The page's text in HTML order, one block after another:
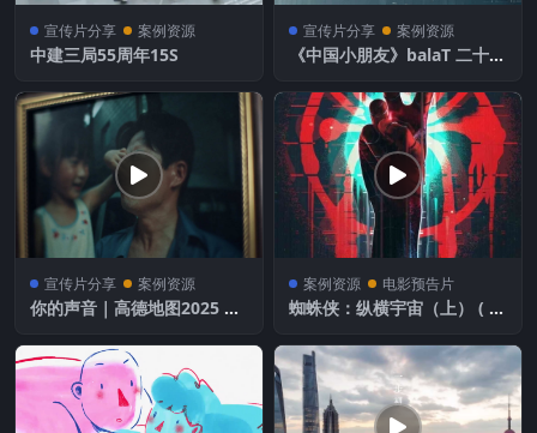
宣传片分享 案例资源
中建三局55周年15S
宣传片分享 案例资源
《中国小朋友》balaT 二十周
宣传片分享 案例资源
你的声音｜高德地图2025 情
案例资源 电影预告片
蜘蛛侠：纵横宇宙（上） ( 2